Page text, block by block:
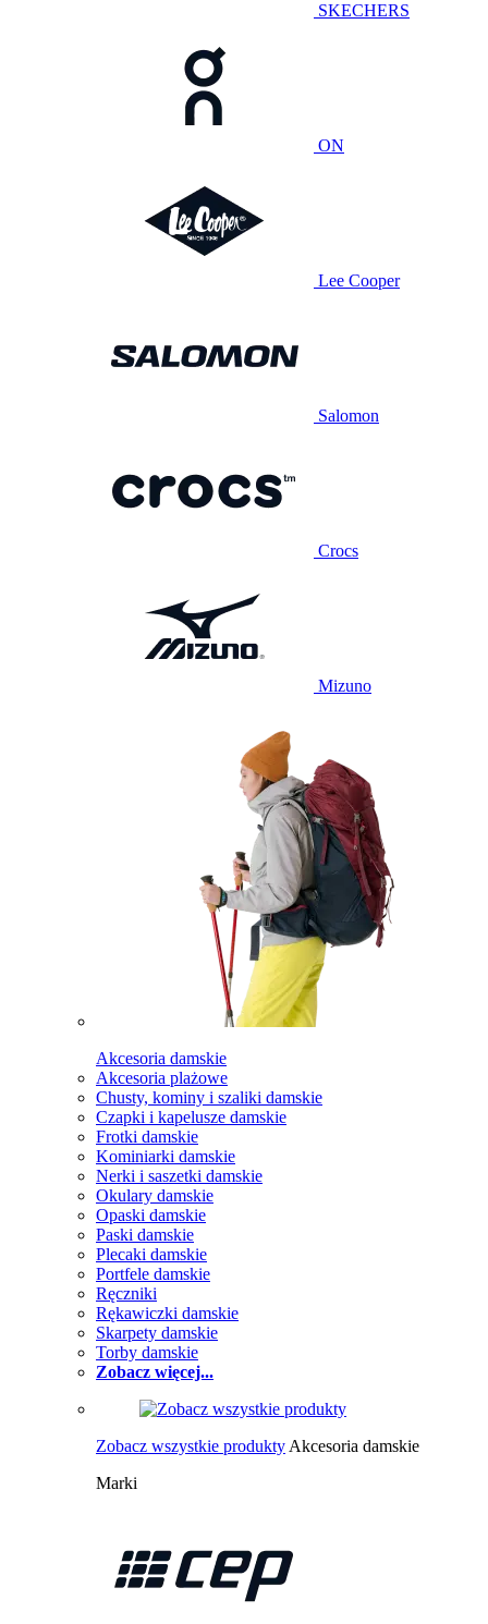
SKECHERS
ON
Lee Cooper
Salomon
Crocs
Mizuno
Akcesoria damskie
Akcesoria plażowe
Chusty, kominy i szaliki damskie
Czapki i kapelusze damskie
Frotki damskie
Kominiarki damskie
Nerki i saszetki damskie
Okulary damskie
Opaski damskie
Paski damskie
Plecaki damskie
Portfele damskie
Ręczniki
Rękawiczki damskie
Skarpety damskie
Torby damskie
Zobacz więcej...
Zobacz wszystkie produkty Akcesoria damskie
Marki